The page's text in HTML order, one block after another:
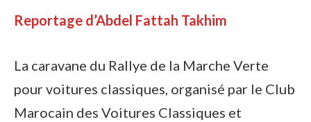
Reportage d’Abdel Fattah Takhim
La caravane du Rallye de la Marche Verte
pour voitures classiques, organisé par le Club
Marocain des Voitures Classiques et